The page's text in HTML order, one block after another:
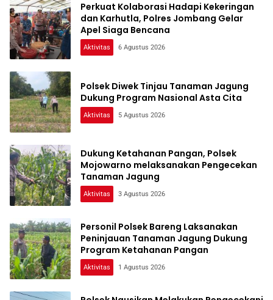
Perkuat Kolaborasi Hadapi Kekeringan
dan Karhutla, Polres Jombang Gelar
Apel Siaga Bencana
Aktivitas 6 Agustus 2026
Polsek Diwek Tinjau Tanaman Jagung
Dukung Program Nasional Asta Cita
Aktivitas 5 Agustus 2026
Dukung Ketahanan Pangan, Polsek
Mojowarno melaksanakan Pengecekan
Tanaman Jagung
Aktivitas 3 Agustus 2026
Personil Polsek Bareng Laksanakan
Peninjauan Tanaman Jagung Dukung
Program Ketahanan Pangan
Aktivitas 1 Agustus 2026